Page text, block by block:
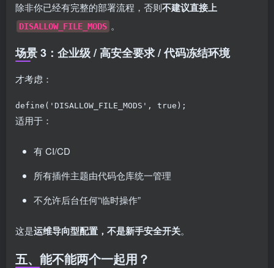
除非你已经有完整的部署流程，否则不建议直接上
DISALLOW_FILE_MODS 。
场景 3：企业级 / 高安全要求 / 代码冻结环境
才考虑：
define('DISALLOW_FILE_MODS', true);
适用于：
有 CI/CD
所有插件主题由代码仓库统一管理
不允许后台任何“临时操作”
这是运维导向型配置，不是新手安全开关。
五、能不能两个一起用？